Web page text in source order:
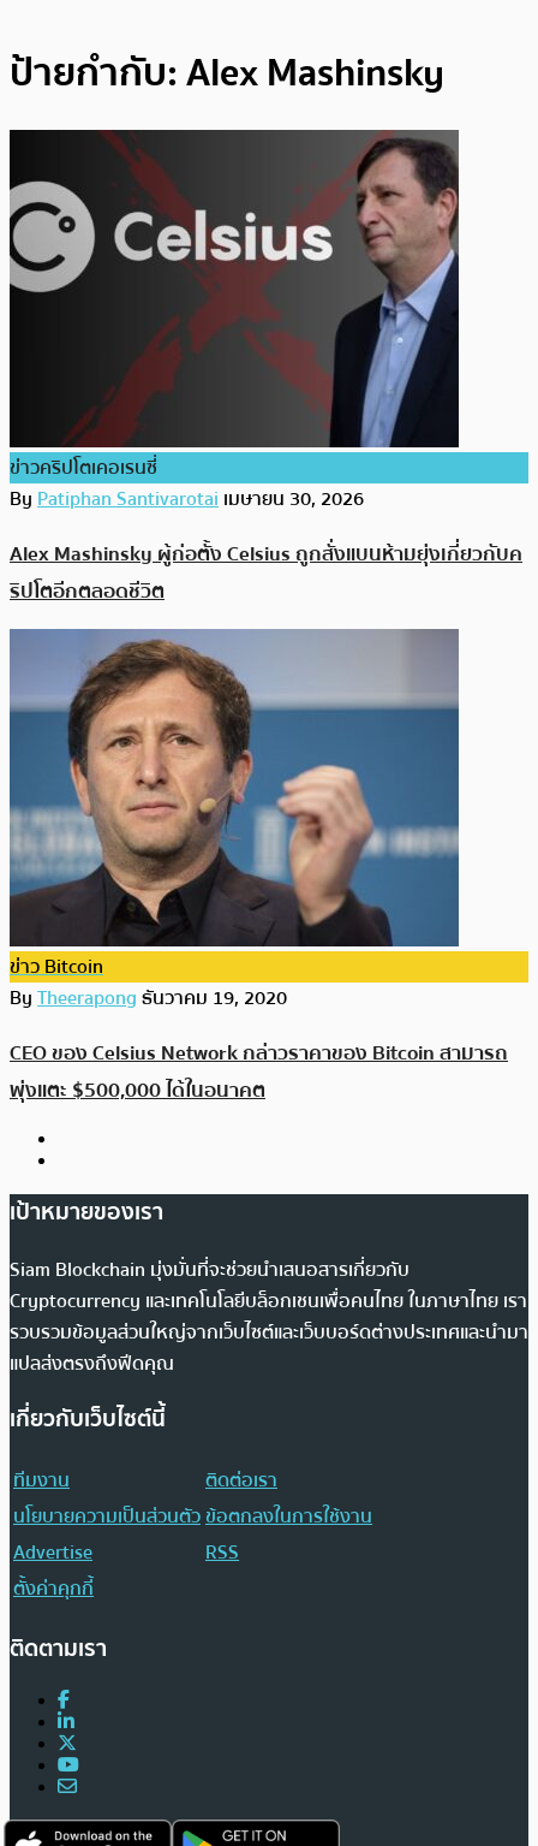
ป้ายกำกับ:Alex Mashinsky
ข่าวคริปโตเคอเรนซี่
ByPatiphan Santivarotaiเมษายน 30, 2026
Alex Mashinsky ผู้ก่อตั้ง Celsius ถูกสั่งแบนห้ามยุ่งเกี่ยวกับค
ริปโตอีกตลอดชีวิต
ข่าว Bitcoin
ByTheerapongธันวาคม 19, 2020
CEO ของ Celsius Network กล่าวราคาของ Bitcoin สามารถ
พุ่งแตะ $500,000 ได้ในอนาคต
เป้าหมายของเรา
Siam Blockchain มุ่งมั่นที่จะช่วยนำเสนอสารเกี่ยวกับ
Cryptocurrency และเทคโนโลยีบล็อกเชนเพื่อคนไทย ในภาษาไทย เรา
รวบรวมข้อมูลส่วนใหญ่จากเว็บไซต์และเว็บบอร์ดต่างประเทศและนำมา
แปลส่งตรงถึงฟีดคุณ
เกี่ยวกับเว็บไซต์นี้
ทีมงาน
ติดต่อเรา
นโยบายความเป็นส่วนตัวข้อตกลงในการใช้งาน
Advertise
RSS
ตั้งค่าคุกกี้
ติดตามเรา